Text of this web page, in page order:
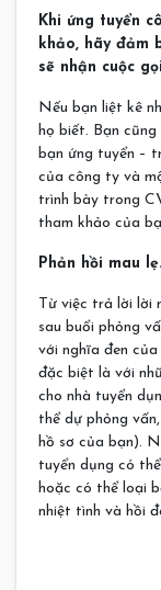
Khi ứng tuyển
khảo, hãy đảm
sẽ nhận cuộc
Nếu bạn liệt kê
họ biết. Bạn
bạn ứng tuyển –
của công ty và
trình bày trong
tham khảo của
Phản hồi mau lẹ.
Từ việc trả lời lời
sau buổi phỏng
với nghĩa đen
đặc biệt là với
cho nhà tuyển
thể dự phỏng
hồ sơ của bạn).
tuyển dụng có
hoặc có thể loại
nhiệt tình và hồi